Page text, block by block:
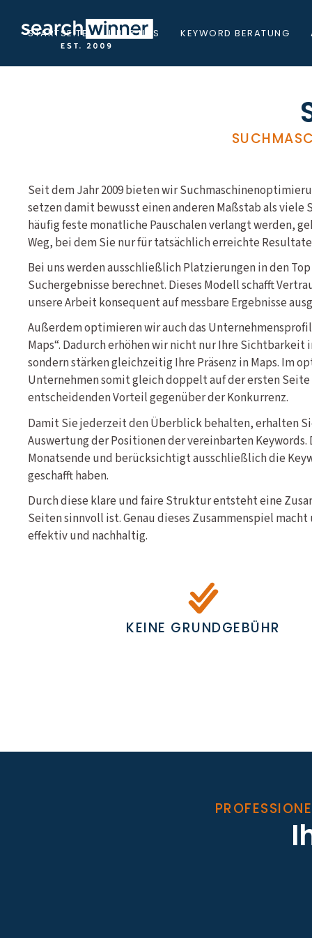
STARTSEITE ÜBER UNS KEYWORD BERATUNG
Seit dem Jahr 2009 bieten wir
setzen damit bewusst einen anderen Maßstab als viele
häufig feste monatliche Pauschalen verlangt werden,
Weg, bei dem Sie nur für tatsächlich erreichte
Bei uns werden ausschließlich Platzierungen in den Top
Suchergebnisse berechnet. Dieses Modell schafft
unsere Arbeit konsequent auf messbare Ergebnisse
Außerdem optimieren wir auch das
Maps“. Dadurch erhöhen wir nicht nur Ihre Sichtbarkeit
sondern stärken gleichzeitig Ihre Präsenz in Maps. Im
Unternehmen somit gleich doppelt auf der ersten Seite
entscheidenden Vorteil gegenüber der Konkurrenz.
Damit Sie jederzeit den Überblick behalten, erhalten
Auswertung der Positionen der vereinbarten
Monatsende und berücksichtigt ausschließlich die
geschafft haben.
Durch diese klare und faire Struktur entsteht eine
Seiten sinnvoll ist. Genau dieses Zusammenspiel
effektiv und nachhaltig.
KEINE GRUNDGEBÜHR